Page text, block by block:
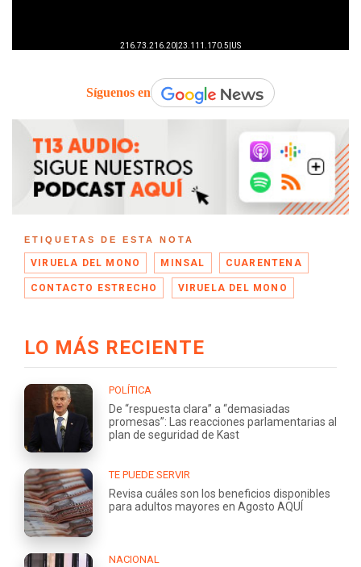
Síguenos en
ETIQUETAS DE ESTA NOTA
VIRUELA DEL MONO MINSAL CUARENTENA
CONTACTO ESTRECHO VIRUELA DEL MONO
LO MÁS RECIENTE
POLÍTICA
De “respuesta clara” a “demasiadas
promesas”: Las reacciones parlamentarias al
plan de seguridad de Kast
TE PUEDE SERVIR
Revisa cuáles son los beneficios disponibles
para adultos mayores en Agosto AQUÍ
NACIONAL